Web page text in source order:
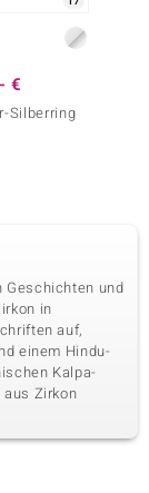
€
Silberring
Geschichten und
in
auf,
einem Hindu-
Kalpa-
Zirkon